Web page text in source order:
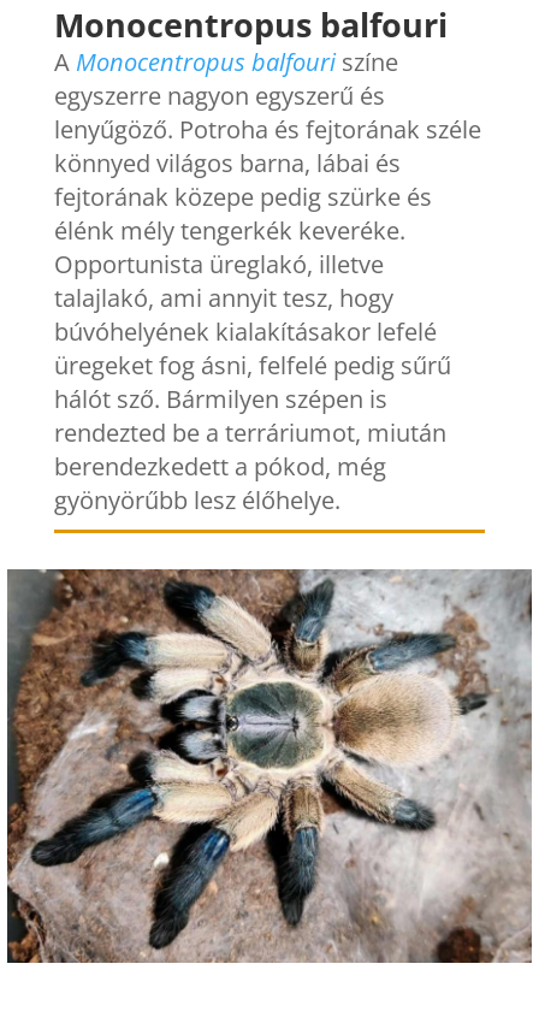
Monocentropus balfouri
A Monocentropus balfouriszíne
egyszerre nagyon egyszerű és
lenyűgöző. Potroha és fejtorának széle
könnyed világos barna, lábai és
fejtorának közepe pedig szürke és
élénk mély tengerkék keveréke.
Opportunista üreglakó, illetve
talajlakó, ami annyit tesz, hogy
búvóhelyének kialakításakor lefelé
üregeket fog ásni, felfelé pedig sűrű
hálót sző. Bármilyen szépen is
rendezted be a terráriumot, miután
berendezkedett a pókod, még
gyönyörűbb lesz élőhelye.